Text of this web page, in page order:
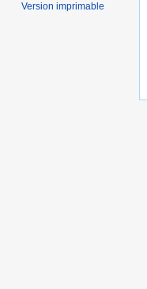
Version imprimable